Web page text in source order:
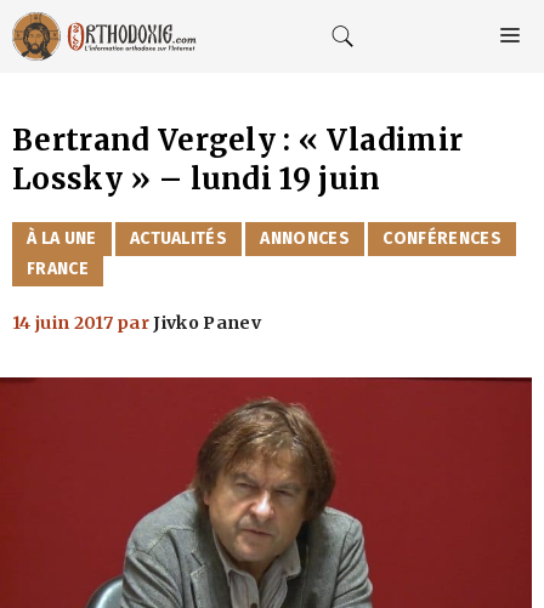
Aller
au
contenu
Bertrand Vergely : « Vladimir
Lossky » – lundi 19 juin
CATÉGORIES
À LA UNE ACTUALITÉS ANNONCES
CONFÉRENCES
FRANCE
14 juin 2017 parJivko Panev